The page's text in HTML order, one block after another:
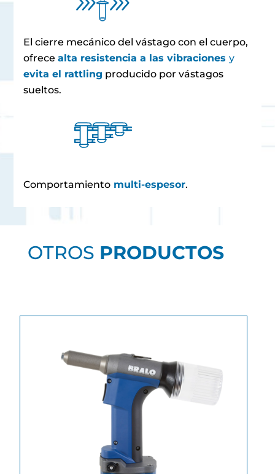
El cierre mecánico del vástago con el cuerpo,
ofrecealta resistencia a las vibracionesy
evita el rattling producido por vástagos
sueltos.
Comportamiento multi-espesor.
OTROS PRODUCTOS